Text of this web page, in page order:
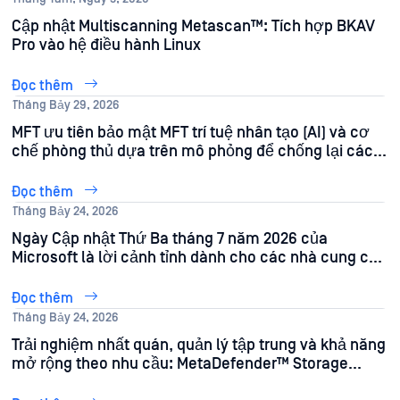
Cập nhật Multiscanning Metascan™: Tích hợp BKAV
Pro vào hệ điều hành Linux
Đọc thêm
Tháng Bảy 29, 2026
MFT ưu tiên bảo mật MFT trí tuệ nhân tạo (AI) và cơ
chế phòng thủ dựa trên mô phỏng để chống lại các
Đọc thêm
Tháng Bảy 24, 2026
Ngày Cập nhật Thứ Ba tháng 7 năm 2026 của
Microsoft là lời cảnh tỉnh dành cho các nhà cung cấp
Đọc thêm
Tháng Bảy 24, 2026
Trải nghiệm nhất quán, quản lý tập trung và khả năng
mở rộng theo nhu cầu: MetaDefender™ Storage